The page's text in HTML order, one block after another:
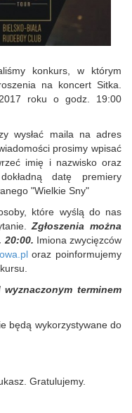
konkurs, w którym
na koncert Sitka.
roku o godz. 19:00
wysłać maila na adres
prosimy wpisać
imię i nazwisko oraz
datę premiery
"Wielkie Sny"
które wyślą do nas
Zgłoszenia można
20:00. Imiona zwycięzców
oraz poinformujemy
terminem
będą wykorzystywane do
Gratulujemy.